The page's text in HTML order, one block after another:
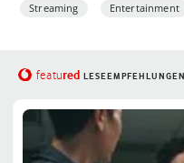
Streaming Entertainment
featured LESEEMPFEHLUNGEN